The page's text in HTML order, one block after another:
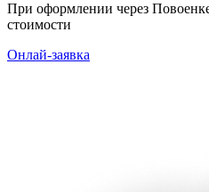
При оформлении через
стоимости
Онлай-заявка